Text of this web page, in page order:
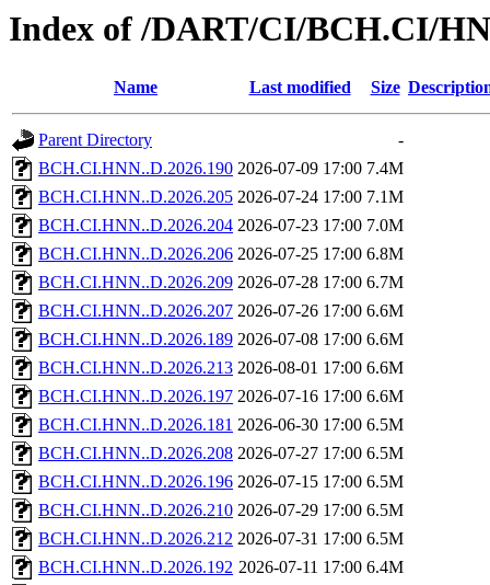
Index of /DART/CI/BCH.CI/
Name Last modified Size
Parent Directory
-
BCH.CI.HNN..D.2026.190 2026-07-09 17:00 7.4M
BCH.CI.HNN..D.2026.205 2026-07-24 17:00 7.1M
BCH.CI.HNN..D.2026.204 2026-07-23 17:00 7.0M
BCH.CI.HNN..D.2026.206 2026-07-25 17:00 6.8M
BCH.CI.HNN..D.2026.209 2026-07-28 17:00 6.7M
BCH.CI.HNN..D.2026.207 2026-07-26 17:00 6.6M
BCH.CI.HNN..D.2026.189 2026-07-08 17:00 6.6M
BCH.CI.HNN..D.2026.213 2026-08-01 17:00 6.6M
BCH.CI.HNN..D.2026.197 2026-07-16 17:00 6.6M
BCH.CI.HNN..D.2026.181 2026-06-30 17:00 6.5M
BCH.CI.HNN..D.2026.208 2026-07-27 17:00 6.5M
BCH.CI.HNN..D.2026.196 2026-07-15 17:00 6.5M
BCH.CI.HNN..D.2026.210 2026-07-29 17:00 6.5M
BCH.CI.HNN..D.2026.212 2026-07-31 17:00 6.5M
BCH.CI.HNN..D.2026.192 2026-07-11 17:00 6.4M